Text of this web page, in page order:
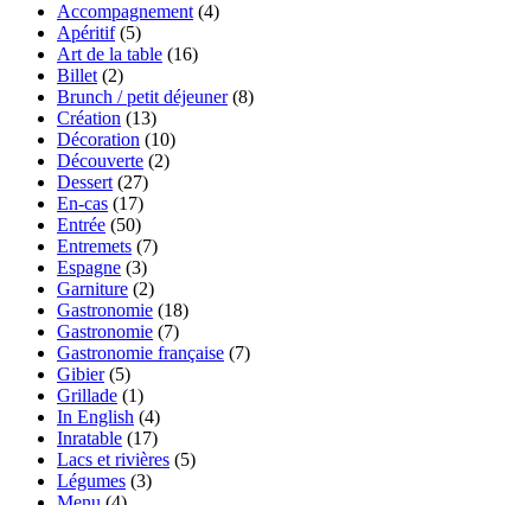
Accompagnement (4)
Apéritif(5)
Art de la table (16)
Billet (2)
Brunch / petit déjeuner(8)
Création (13)
Décoration (10)
Découverte (2)
Dessert (27)
En-cas (17)
Entrée (50)
Entremets (7)
Espagne (3)
Garniture (2)
Gastronomie (18)
Gastronomie (7)
Gastronomie française (7)
Gibier(5)
Grillade (1)
In English (4)
Inratable (17)
Lacs et rivières (5)
Légumes (3)